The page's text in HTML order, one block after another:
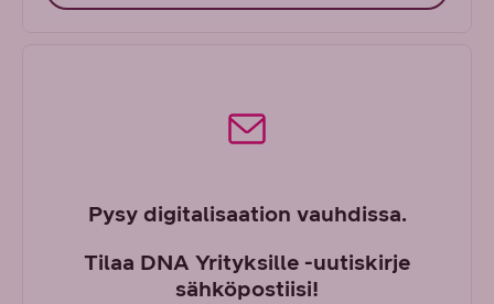
Pysy digitalisaation vauhdissa.
Tilaa DNA Yrityksille -uutiskirje
sähköpostiisi!